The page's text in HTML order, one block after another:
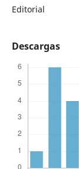
Editorial
Descargas